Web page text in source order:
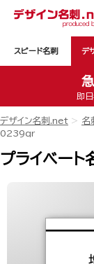
スピード名刺 デ
即
デザイン名刺.net 名
0239qr
プライベー